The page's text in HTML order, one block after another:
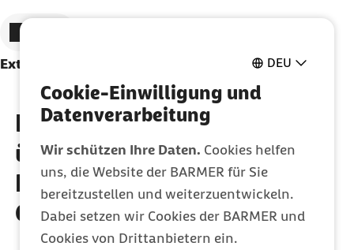
DEU
Cookie-Einwilligung und
Datenverarbeitung
Wir schützen Ihre Daten. Cookies helfen
uns, die Website der BARMER für Sie
bereitzustellen und weiterzuentwickeln.
Dabei setzen wir Cookies der BARMER und
Cookies von Drittanbietern ein.
Zum vorigen Element
Externe Inhalte zulassen
Faszination Musik: Alles
über die Wirkung von
Liedern auf Körper und
Geist